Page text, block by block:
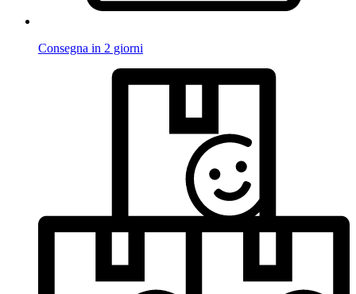
Consegna in 2 giorni